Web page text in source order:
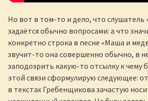
Но вот в том-то и дело, что слушатель
задаётся обычно вопросами: а что
конкретно строка в песне «Маша и
звучит-то она совершенно обычно, в
заподозрить какую-то отсылку к чему
этой связи сформулирую следующее:
в текстах Гребенщикова зачастую